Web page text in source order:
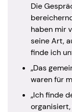
Die
haben mir
seine Art,
finde ich
„Das
waren für
„Ich finde
organisiert,